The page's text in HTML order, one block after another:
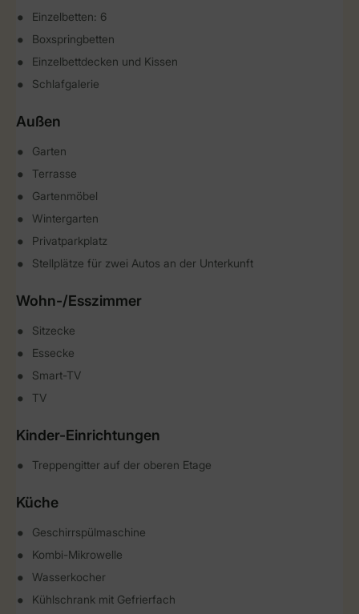
Einzelbetten: 6
Boxspringbetten
Einzelbettdecken und Kissen
Schlafgalerie
Außen
Garten
Terrasse
Gartenmöbel
Wintergarten
Privatparkplatz
Stellplätze für zwei Autos an der Unterkunft
Wohn-/Esszimmer
Sitzecke
Essecke
Smart-TV
TV
Kinder-Einrichtungen
Treppengitter auf der oberen Etage
Küche
Geschirrspülmaschine
Kombi-Mikrowelle
Wasserkocher
Kühlschrank mit Gefrierfach